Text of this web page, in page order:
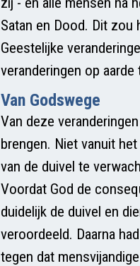
Satan en Dood. Dit zou
Geestelijke
veranderingen op
Van Godswege
Van deze
brengen. Niet vanuit
van de duivel te
Voordat God de
duidelijk de duivel en
veroordeeld. Daarna
tegen dat